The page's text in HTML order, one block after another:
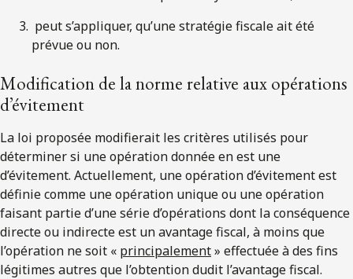
peut s’appliquer, qu’une stratégie fiscale ait été
prévue ou non.
Modification de la norme relative aux opérations
d’évitement
La loi proposée modifierait les critères utilisés pour
déterminer si une opération donnée en est une
d’évitement. Actuellement, une opération d’évitement est
définie comme une opération unique ou une opération
faisant partie d’une série d’opérations dont la conséquence
directe ou indirecte est un avantage fiscal, à moins que
l’opération ne soit « principalement» effectuée à des fins
légitimes autres que l’obtention dudit l’avantage fiscal.